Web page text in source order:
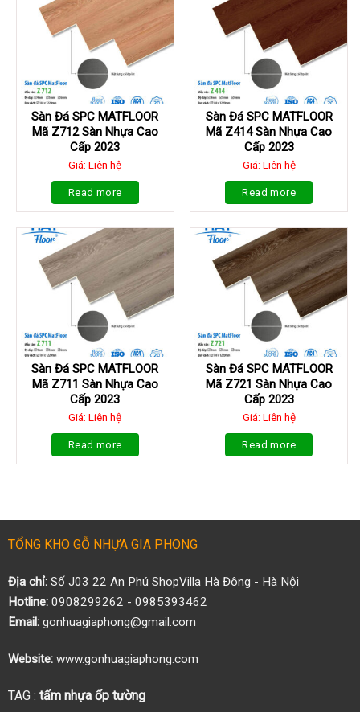
Sàn Đá SPC MATFLOOR
Mã Z712 Sàn Nhựa Cao
Cấp 2023
Giá: Liên hệ
Read more
Sàn Đá SPC MATFLOOR
Mã Z414 Sàn Nhựa Cao
Cấp 2023
Giá: Liên hệ
Read more
Sàn Đá SPC MATFLOOR
Mã Z711 Sàn Nhựa Cao
Cấp 2023
Giá: Liên hệ
Read more
Sàn Đá SPC MATFLOOR
Mã Z721 Sàn Nhựa Cao
Cấp 2023
Giá: Liên hệ
Read more
TỔNG KHO GỖ NHỰA GIA PHONG
Địa chỉ:Số J03 22 An Phú ShopVilla Hà Đông - Hà Nội
Hotline:0908299262 - 0985393462
Email:gonhuagiaphong@gmail.com
Website:www.gonhuagiaphong.com
TAG : tấm nhựa ốp tường